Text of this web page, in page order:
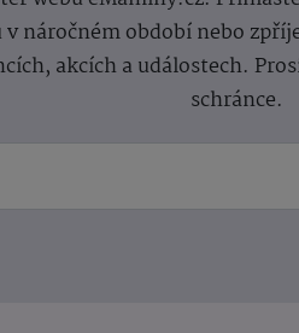
náročném období nebo
akcích a událostech.
schránce.